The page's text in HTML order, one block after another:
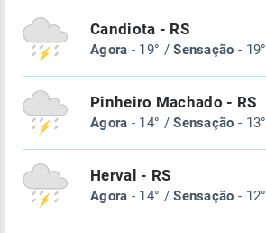
Candiota - RS
Agora - 19° /Sensação - 19°
Pinheiro Machado - RS
Agora - 14° /Sensação - 13°
Herval - RS
Agora - 14° /Sensação - 12°